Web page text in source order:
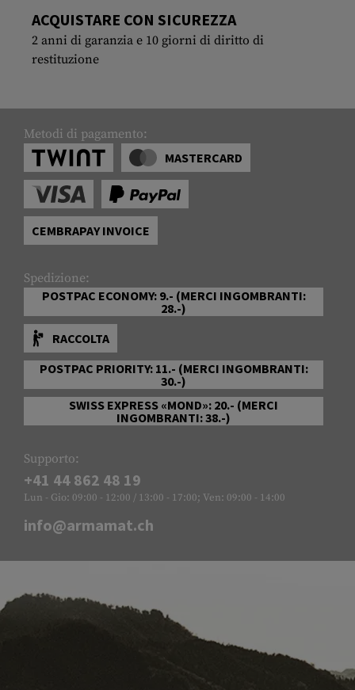
ACQUISTARE CON SICUREZZA
2 anni di garanzia e 10 giorni di diritto di
restituzione
Metodi di pagamento:
MASTERCARD
CEMBRAPAY INVOICE
Spedizione:
POSTPAC ECONOMY: 9.- (MERCI INGOMBRANTI:
28.-)
RACCOLTA
POSTPAC PRIORITY: 11.- (MERCI INGOMBRANTI:
30.-)
SWISS EXPRESS «MOND»: 20.- (MERCI
INGOMBRANTI: 38.-)
Supporto:
+41 44 862 48 19
Lun - Gio: 09:00 - 12:00 / 13:00 - 17:00; Ven: 09:00 - 14:00
info@armamat.ch